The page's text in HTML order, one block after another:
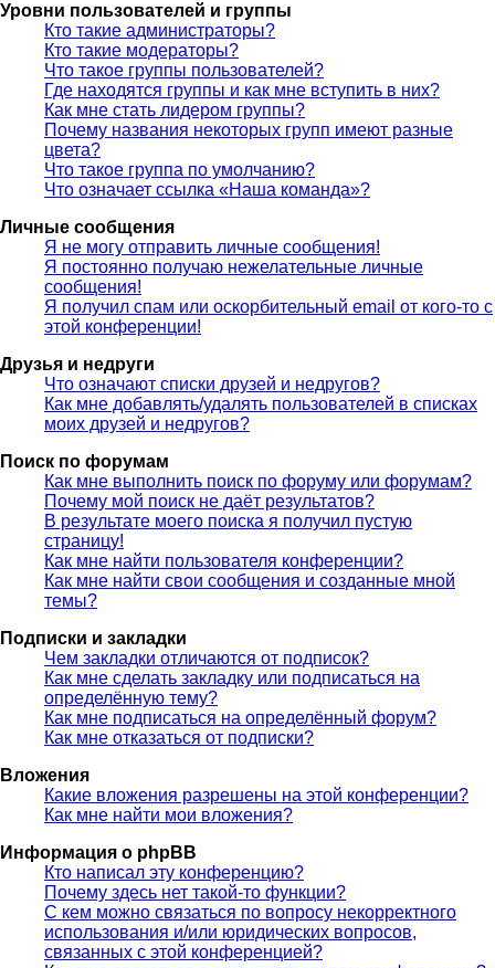
Уровни пользователей и группы
Кто такие администраторы?
Кто такие модераторы?
Что такое группы пользователей?
Где находятся группы и как мне вступить в них?
Как мне стать лидером группы?
Почему названия некоторых групп имеют разные
цвета?
Что такое группа по умолчанию?
Что означает ссылка «Наша команда»?
Личные сообщения
Я не могу отправить личные сообщения!
Я постоянно получаю нежелательные личные
сообщения!
Я получил спам или оскорбительный email от кого-то с
этой конференции!
Друзья и недруги
Что означают списки друзей и недругов?
Как мне добавлять/удалять пользователей в списках
моих друзей и недругов?
Поиск по форумам
Как мне выполнить поиск по форуму или форумам?
Почему мой поиск не даёт результатов?
В результате моего поиска я получил пустую
страницу!
Как мне найти пользователя конференции?
Как мне найти свои сообщения и созданные мной
темы?
Подписки и закладки
Чем закладки отличаются от подписок?
Как мне сделать закладку или подписаться на
определённую тему?
Как мне подписаться на определённый форум?
Как мне отказаться от подписки?
Вложения
Какие вложения разрешены на этой конференции?
Как мне найти мои вложения?
Информация о phpBB
Кто написал эту конференцию?
Почему здесь нет такой-то функции?
С кем можно связаться по вопросу некорректного
использования и/или юридических вопросов,
связанных с этой конференцией?